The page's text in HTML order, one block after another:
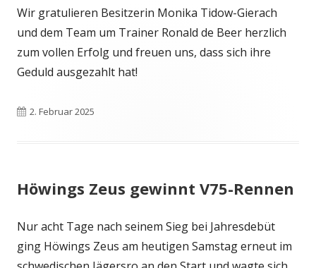
Wir gratulieren Besitzerin Monika Tidow-Gierach
und dem Team um Trainer Ronald de Beer herzlich
zum vollen Erfolg und freuen uns, dass sich ihre
Geduld ausgezahlt hat!
Veröffentlicht
2. Februar 2025
Höwings Zeus gewinnt V75-Rennen
Nur acht Tage nach seinem Sieg bei Jahresdebüt
ging Höwings Zeus am heutigen Samstag erneut im